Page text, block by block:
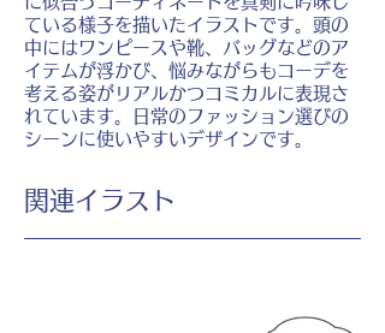
ている様子を描いたイラストです。頭の
中にはワンピースや靴、バッグなどのア
イテムが浮かび、悩みながらもコーデを
考える姿がリアルかつコミカルに表現さ
れています。日常のファッション選びの
シーンに使いやすいデザインです。
​関連イラスト